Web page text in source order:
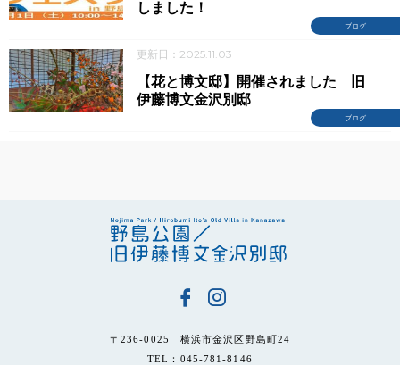
ブログ
しました！
更新日：2025.11.03
ブログ
【花と博文邸】開催されました 旧
伊藤博文金沢別邸
〒236-0025 横浜市金沢区野島町24
TEL：045-781-8146